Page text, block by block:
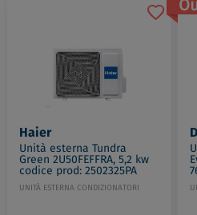
Haier
Unità esterna Tundra
Green 2U50FEFFRA, 5,2 kw
codice prod: 2502325PA
UNITÀ ESTERNA CONDIZIONATORI